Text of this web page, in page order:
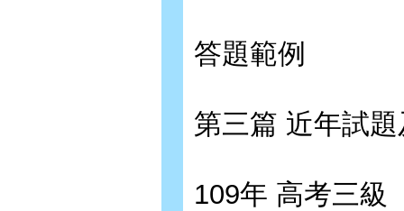
答題範例
第三篇 近年試
109年 高考三級